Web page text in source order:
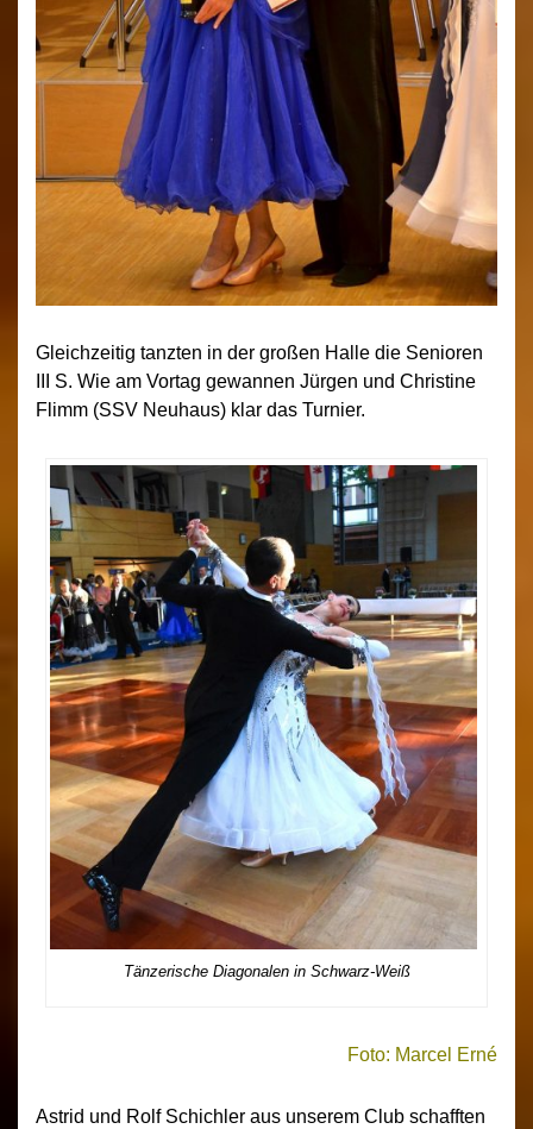
Gleichzeitig tanzten in der großen Halle die Senioren
III S. Wie am Vortag gewannen Jürgen und Christine
Flimm (SSV Neuhaus) klar das Turnier.
Tänzerische Diagonalen in Schwarz-Weiß
Foto: Marcel Erné
Astrid und Rolf Schichler aus unserem Club schafften